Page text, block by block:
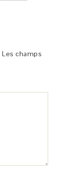
Les champs